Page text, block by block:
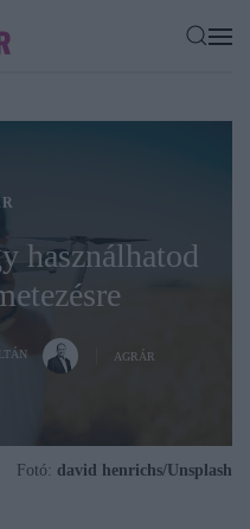
használhatod
AGRÁR
Fotó: david henrichs/Unsplash